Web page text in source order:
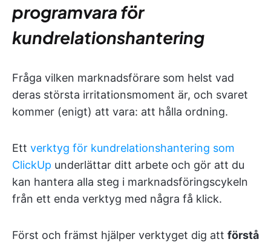
programvara för
kundrelationshantering
Fråga vilken marknadsförare som helst vad
deras största irritationsmoment är, och svaret
kommer (enigt) att vara: att hålla ordning.
Ett verktyg för kundrelationshantering som
ClickUp underlättar ditt arbete och gör att du
kan hantera alla steg i marknadsföringscykeln
från ett enda verktyg med några få klick.
Först och främst hjälper verktyget dig att förstå